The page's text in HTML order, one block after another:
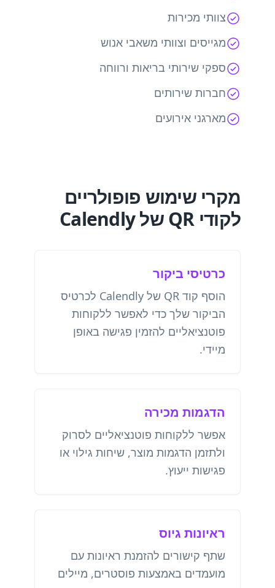
צוותי מכירות
מגייסים וצוותי משאבי אנוש
ספקי שירותי בריאות ורווחה
חברות שירותים
מארגני אירועים
מקרי שימוש פופולריים
לקודי QR של Calendly
כרטיסי ביקור
הוסף קוד QR של Calendly לכרטיס
הביקור שלך כדי לאפשר ללקוחות
פוטנציאליים להזמין פגישה באופן
מיידי.
הדגמות מכירה
אפשר ללקוחות פוטנציאליים לסרוק
ולתזמן הדגמות מוצר, שיחות גילוי או
פגישות ייעוץ.
ראיונות גיוס
שתף קישורים להזמנת ראיונות עם
מועמדים באמצעות פוסטרים, מיילים